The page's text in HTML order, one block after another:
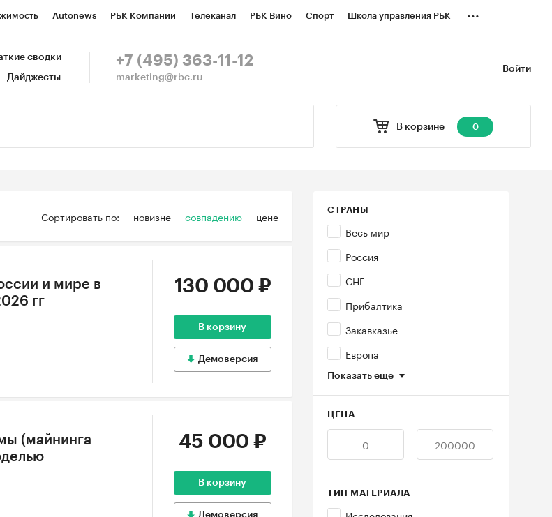
Autonews РБК Компании Телеканал РБК Вино Спорт Школа управления РБК
СПб Конференции СПб Спецпроекты
...
Войти
сводки
Дайджесты
+7 (495) 363-11-12
marketing@rbc.ru
В корзине 0
Сортировать по: новизне совпадению цене СТРАНЫ
Весь мир
Россия
СНГ
Прибалтика
Закавказье
Европа
Показать еще
ЦЕНА
—
ТИП МАТЕРИАЛА
и мире в
гг
130 000 ₽
В корзину
Демоверсия
(майнинга
45 000 ₽
В корзину